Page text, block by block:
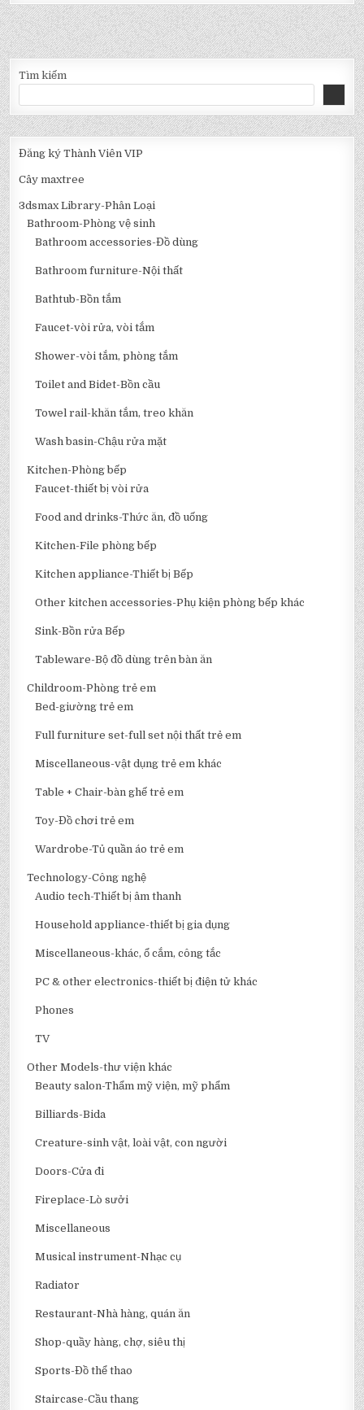
Tìm kiếm
Đăng ký Thành Viên VIP
Cây maxtree
3dsmax Library-Phân Loại
Bathroom-Phòng vệ sinh
Bathroom accessories-Đồ dùng
Bathroom furniture-Nội thất
Bathtub-Bồn tắm
Faucet-vòi rửa, vòi tắm
Shower-vòi tắm, phòng tắm
Toilet and Bidet-Bồn cầu
Towel rail-khăn tắm, treo khăn
Wash basin-Chậu rửa mặt
Kitchen-Phòng bếp
Faucet-thiết bị vòi rửa
Food and drinks-Thức ăn, đồ uống
Kitchen-File phòng bếp
Kitchen appliance-Thiết bị Bếp
Other kitchen accessories-Phụ kiện phòng bếp khác
Sink-Bồn rửa Bếp
Tableware-Bộ đồ dùng trên bàn ăn
Childroom-Phòng trẻ em
Bed-giường trẻ em
Full furniture set-full set nội thất trẻ em
Miscellaneous-vật dụng trẻ em khác
Table + Chair-bàn ghế trẻ em
Toy-Đồ chơi trẻ em
Wardrobe-Tủ quần áo trẻ em
Technology-Công nghệ
Audio tech-Thiết bị âm thanh
Household appliance-thiết bị gia dụng
Miscellaneous-khác, ổ cắm, công tắc
PC & other electronics-thiết bị điện tử khác
Phones
TV
Other Models-thư viện khác
Beauty salon-Thẩm mỹ viện, mỹ phẩm
Billiards-Bida
Creature-sinh vật, loài vật, con người
Doors-Cửa đi
Fireplace-Lò sưởi
Miscellaneous
Musical instrument-Nhạc cụ
Radiator
Restaurant-Nhà hàng, quán ăn
Shop-quầy hàng, chợ, siêu thị
Sports-Đồ thể thao
Staircase-Cầu thang